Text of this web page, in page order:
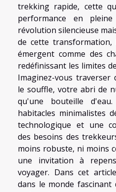
trekking rapide, cette
performance en
révolution silencieuse
de cette
émergent comme des
redéfinissant les limites
Imaginez-vous traverser
le souffle, votre abri de
qu'une bouteille
habitacles minimalistes
technologique et une
des besoins des
moins robuste, ni moins
une invitation à
voyager. Dans cet
dans le monde